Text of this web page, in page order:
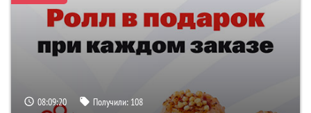
08:09:19 Получили: 108